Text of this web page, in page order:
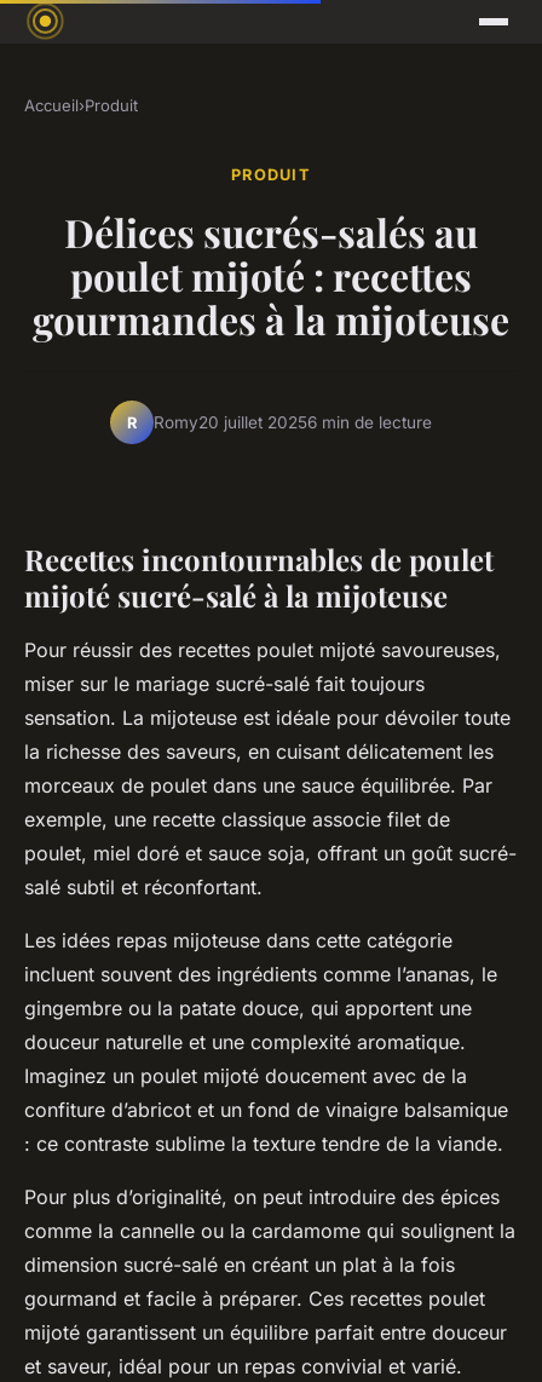
Accueil›Produit
PRODUIT
Délices sucrés-salés au
poulet mijoté : recettes
gourmandes à la mijoteuse
R Romy20 juillet 20256 min de lecture
Recettes incontournables de poulet
mijoté sucré-salé à la mijoteuse
Pour réussir des recettes poulet mijoté savoureuses,
miser sur le mariage sucré-salé fait toujours
sensation. La mijoteuse est idéale pour dévoiler toute
la richesse des saveurs, en cuisant délicatement les
morceaux de poulet dans une sauce équilibrée. Par
exemple, une recette classique associe filet de
poulet, miel doré et sauce soja, offrant un goût sucré-
salé subtil et réconfortant.
Les idées repas mijoteuse dans cette catégorie
incluent souvent des ingrédients comme l’ananas, le
gingembre ou la patate douce, qui apportent une
douceur naturelle et une complexité aromatique.
Imaginez un poulet mijoté doucement avec de la
confiture d’abricot et un fond de vinaigre balsamique
: ce contraste sublime la texture tendre de la viande.
Pour plus d’originalité, on peut introduire des épices
comme la cannelle ou la cardamome qui soulignent la
dimension sucré-salé en créant un plat à la fois
gourmand et facile à préparer. Ces recettes poulet
mijoté garantissent un équilibre parfait entre douceur
et saveur, idéal pour un repas convivial et varié.